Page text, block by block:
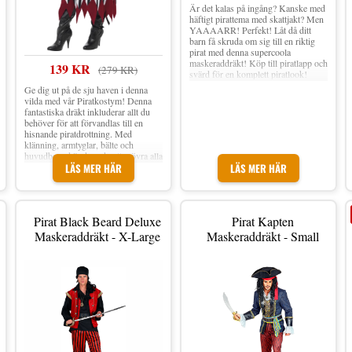
139 KR (279 KR)
LÄS MER HÄR
Ge dig ut på de sju haven i denna
vilda med vår Piratkostym! Denna
fantastiska dräkt inkluderar allt du
behöver för att förvandlas till en
hisnande piratdrottning. Med
klänning, armtyglar, bälte och
huvudbonad är du redo att erövra alla
sjörövare och skattjägare på din väg.
LÄS MER HÄR
Är det kalas på ingång? Kanske med
häftigt pirattema med skattjakt? Men
YAAAARR! Perfekt! Låt då ditt
barn få skruda om sig till en riktig
pirat med denna supercoola
maskeraddräkt! Köp till piratlapp och
svärd för en komplett piratlook!
ingår ej. Material: 100 % Polyester
Inkl. Pirathatt, overall, midjeband
och fastsydd väst Ögonlapp och
svärd ingår ej Finns i storlek: X-
Pirat Black Beard Deluxe
Maskeraddräkt - X-Large
Pirat Kapten
Maskeraddräkt - Small